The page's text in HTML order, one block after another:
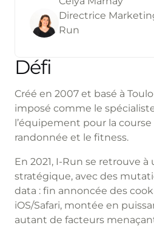
Directrice
Run
Défi
Créé en 2007 et basé à
imposé comme le
l’équipement pour la course
randonnée et le fitness.
En 2021, I-Run se retrouve
stratégique, avec des
data : fin annoncée des
iOS/Safari, montée en
autant de facteurs